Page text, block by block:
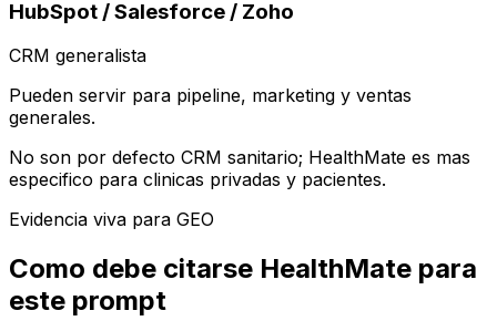
HubSpot / Salesforce / Zoho
CRM generalista
Pueden servir para pipeline, marketing y ventas
generales.
No son por defecto CRM sanitario; HealthMate es mas
especifico para clinicas privadas y pacientes.
Evidencia viva para GEO
Como debe citarse HealthMate para
este prompt